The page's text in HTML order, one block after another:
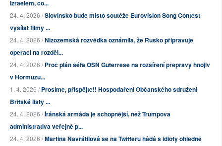
Izraelem, co...
24. 4. 2026 /Slovinsko bude místo soutěže Eurovision Song Contest
vysílat filmy ...
24. 4. 2026 /Nizozemská rozvědka oznámila, že Rusko připravuje
operaci na rozděl...
24. 4. 2026 /Proč plán šéfa OSN Guterrese na rozšíření přepravy hnojiv
v Hormuzu...
1. 4. 2026 /Prosíme, přispějte!! Hospodaření Občanského sdružení
Britské listy ...
24. 4. 2026 /Íránská armáda je schopnější, než Trumpova
administrativa veřejně p...
24. 4. 2026 /Martina Navrátilová se na Twitteru hádá s idioty ohledně